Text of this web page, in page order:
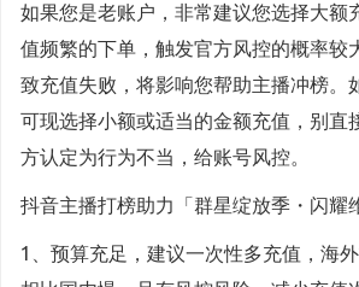
如果您是老账户，非常建议您选择大额
值频繁的下单，触发官方风控的概率较
致充值失败，将影响您帮助主播冲榜。
可现选择小额或适当的金额充值，别直
方认定为行为不当，给账号风控。
抖音主播打榜助力「群星绽放季・闪耀
1、预算充足，建议一次性多充值，海